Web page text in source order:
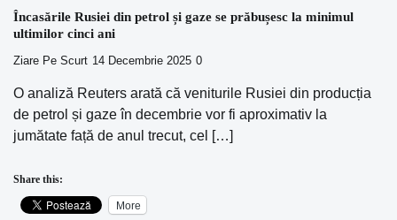
Încasările Rusiei din petrol și gaze se prăbușesc la minimul
ultimilor cinci ani
Ziare Pe Scurt 14 Decembrie 2025 0
O analiză Reuters arată că veniturile Rusiei din producția
de petrol și gaze în decembrie vor fi aproximativ la
jumătate față de anul trecut, cel […]
Share this:
More